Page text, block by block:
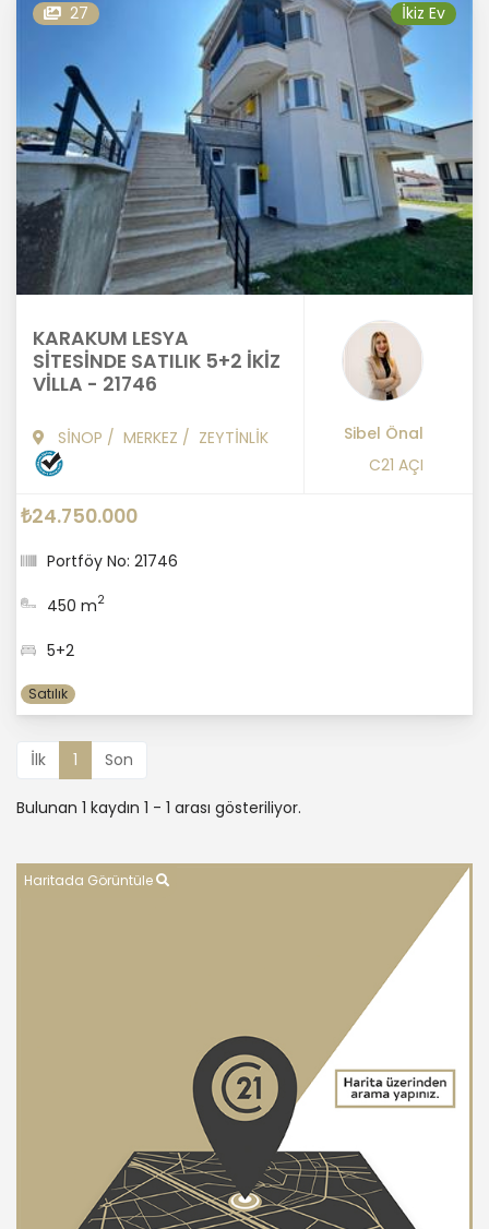
27 İkiz Ev
KARAKUM LESYA
SİTESİNDE SATILIK 5+2 İKİZ
VİLLA - 21746
SİNOP / MERKEZ / ZEYTİNLİK
Sibel Önal
C21 AÇI
₺24.750.000
Portföy No: 21746
450 m2
5+2
Satılık
İlk 1 Son
Bulunan 1 kaydın 1 - 1 arası gösteriliyor.
Haritada Görüntüle